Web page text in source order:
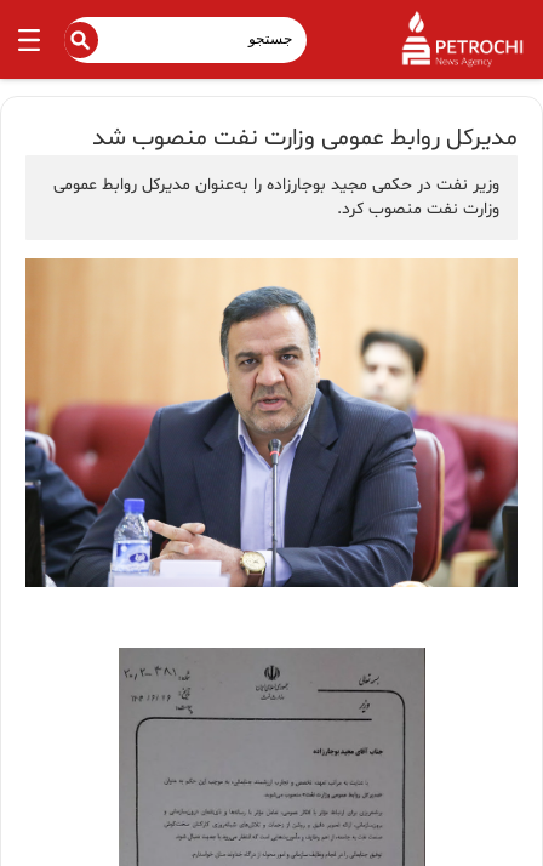
مدیرکل روابط عمومی وزارت نفت منصوب شد
وزیر نفت در حکمی مجید بوجارزاده را به‌عنوان مدیرکل روابط عمومی
وزارت نفت منصوب کرد.